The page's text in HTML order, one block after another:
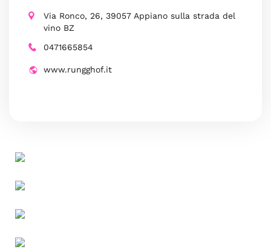
Via Ronco, 26, 39057 Appiano sulla strada del
vino BZ
0471665854
www.rungghof.it